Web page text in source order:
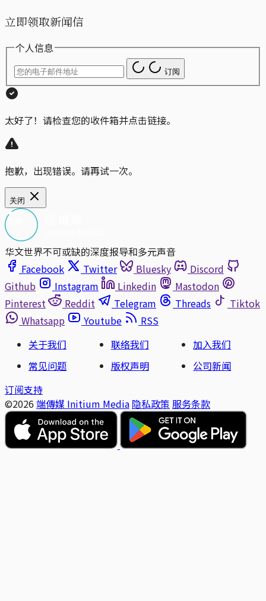
立即领取新闻信
个人信息
订阅
太好了！请检查您的收件箱并点击链接。
抱歉，出现错误。请再试一次。
关闭
华文世界不可或缺的深度报导和多元声音
Facebook
Twitter Bluesky
Discord
Github
Instagram Linkedin
Mastodon
Pinterest
Reddit Telegram Threads
Tiktok
Whatsapp
Youtube
RSS
关于我们
联络我们
加入我们
常见问题
版权声明
公司新闻
订阅支持
©2026 端傳媒 Initium Media 隐私政策 服务条款